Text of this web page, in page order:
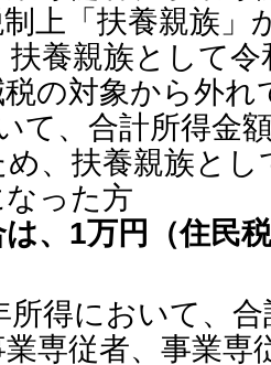
「扶養親族」か
養親族として令
対象から外れ
て、合計所得金
扶養親族として
った方
、1万円（住民
得において、合
専従者、事業専